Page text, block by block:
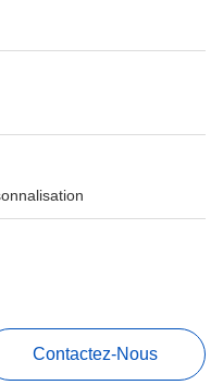
Contactez-Nous